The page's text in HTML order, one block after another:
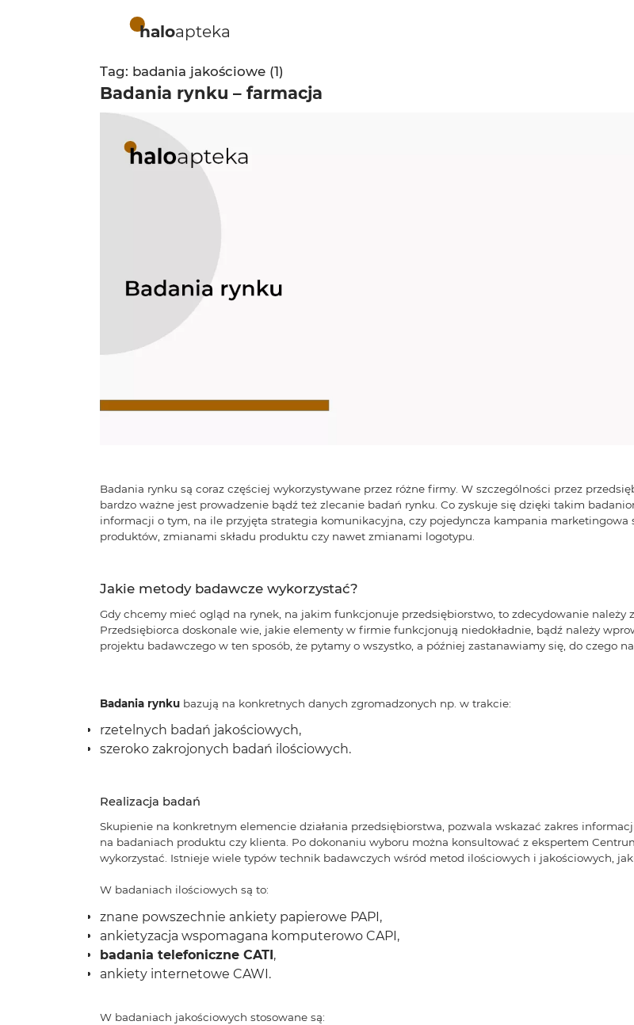
haloapteka
Tag: badania jakościowe (1)
Badania rynku – farmacja
Badania rynku są coraz częściej wykorzystywane przez różne firmy. W szczególności przez
bardzo ważne jest prowadzenie bądź też zlecanie badań rynku. Co zyskuje się dzięki takim
informacji o tym, na ile przyjęta strategia komunikacyjna, czy pojedyncza kampania marketingowa
produktów, zmianami składu produktu czy nawet zmianami logotypu.
Jakie metody badawcze wykorzystać?
Gdy chcemy mieć ogląd na rynek, na jakim funkcjonuje przedsiębiorstwo, to zdecydowanie należy
Przedsiębiorca doskonale wie, jakie elementy w firmie funkcjonują niedokładnie, bądź należy
projektu badawczego w ten sposób, że pytamy o wszystko, a później zastanawiamy się, do czego
Badania rynkubazują na konkretnych danych zgromadzonych np. w trakcie:
rzetelnych badań jakościowych,
szeroko zakrojonych badań ilościowych.
Realizacja badań
Skupienie na konkretnym elemencie działania przedsiębiorstwa, pozwala wskazać zakres
na badaniach produktu czy klienta. Po dokonaniu wyboru można konsultować z ekspertem
wykorzystać. Istnieje wiele typów technik badawczych wśród metod ilościowych i jakościowych,
W badaniach ilościowych są to:
znane powszechnie ankiety papierowe PAPI,
ankietyzacja wspomagana komputerowo CAPI,
badania telefoniczne CATI,
ankiety internetowe CAWI.
W badaniach jakościowych stosowane są: